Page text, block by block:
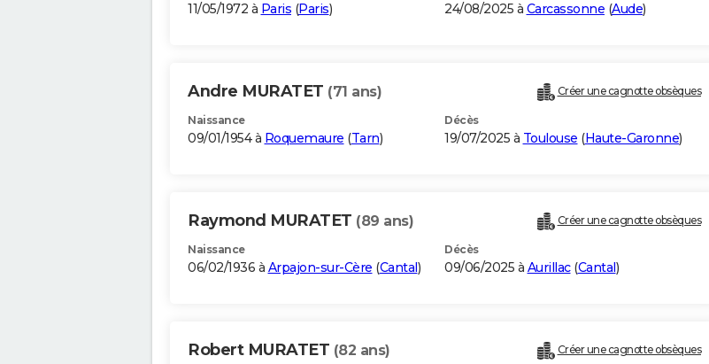
11/05/1972 à Paris (Paris) 24/08/2025 à Carcassonne (Aude)
Andre MURATET (71 ans) Créer une cagnotte obsèques
Naissance
09/01/1954 à Roquemaure (Tarn)
Décès
19/07/2025 à Toulouse (Haute-Garonne)
Raymond MURATET (89 ans) Créer une cagnotte obsèques
Naissance
06/02/1936 à Arpajon-sur-Cère (Cantal)
Décès
09/06/2025 à Aurillac(Cantal)
Robert MURATET (82 ans) Créer une cagnotte obsèques